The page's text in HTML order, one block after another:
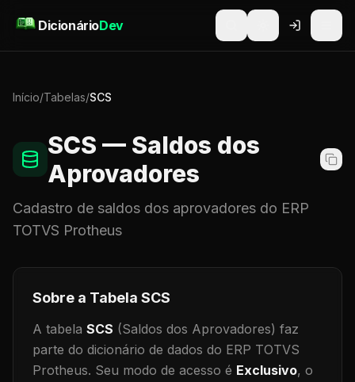
DicionárioDev
Início/Tabelas/SCS
SCS — Saldos dos
Aprovadores
Cadastro de saldos dos aprovadores do ERP
TOTVS Protheus
Sobre a Tabela SCS
A tabela SCS (Saldos dos Aprovadores) faz
parte do dicionário de dados do ERP TOTVS
Protheus. Seu modo de acesso é Exclusivo, o